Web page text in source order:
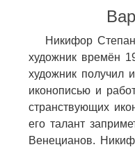
Никифор
художник времён
художник получил
иконописью и
странствующих
его талант
Венецианов.